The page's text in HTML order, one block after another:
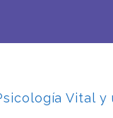
Vital y